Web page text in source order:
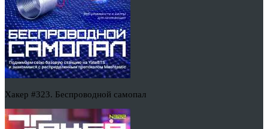
Хакер #323. Беспроводной самопал